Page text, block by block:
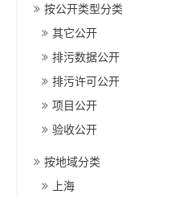
按公开类型分类
其它公开
排污数据公开
排污许可公开
项目公开
验收公开
按地域分类
上海